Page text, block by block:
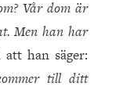
Vår dom är
Men han har
att han säger:
till ditt